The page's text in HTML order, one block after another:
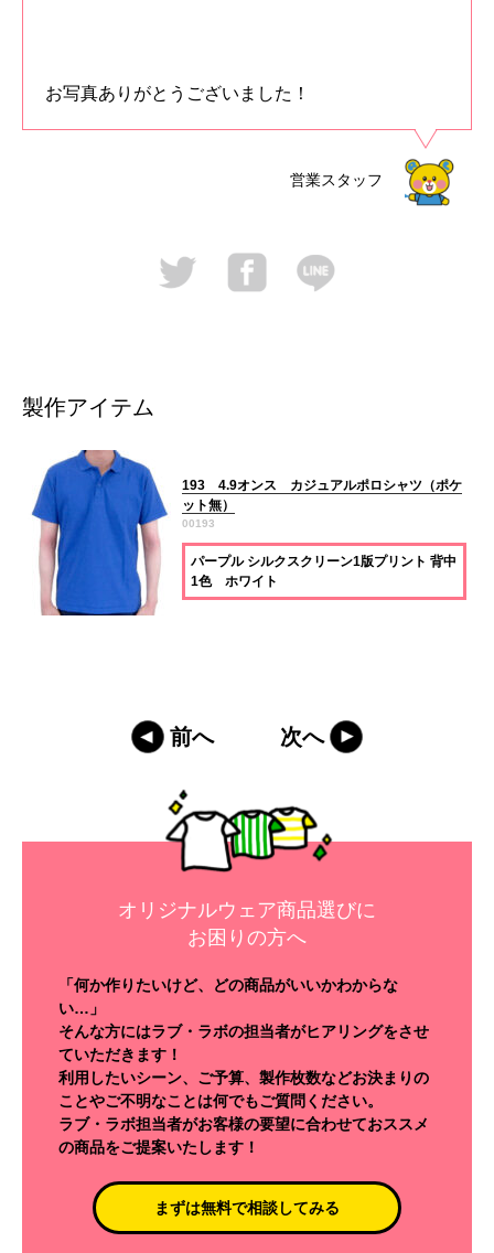
お写真ありがとうございました！
営業スタッフ
製作アイテム
193 4.9オンス カジュアルポロシャツ（ポケ
ット無）
00193
パープル シルクスクリーン1版プリント 背中
1色 ホワイト
前へ 次へ
オリジナルウェア商品選びに
お困りの方へ
「何か作りたいけど、どの商品がいいかわからな
い…」
そんな方にはラブ・ラボの担当者がヒアリングをさせ
ていただきます！
利用したいシーン、ご予算、製作枚数などお決まりの
ことやご不明なことは何でもご質問ください。
ラブ・ラボ担当者がお客様の要望に合わせておススメ
の商品をご提案いたします！
まずは無料で相談してみる